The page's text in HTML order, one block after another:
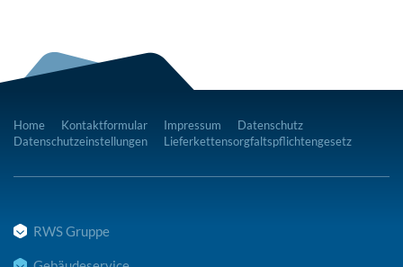
Home Kontaktformular Impressum
Datenschutz
Datenschutzeinstellungen
Lieferkettensorgfaltspflichtengesetz
RWS Gruppe